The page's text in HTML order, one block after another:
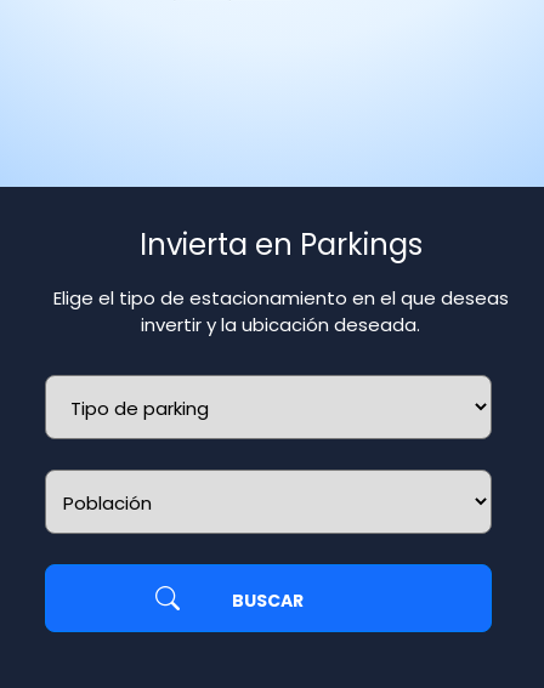
Invierta en Parkings
Elige el tipo de estacionamiento en el que deseas
invertir y la ubicación deseada.
BUSCAR